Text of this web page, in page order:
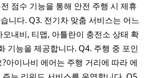
점수 기능을 통해 안전 주행 시 제휴
니다. Q3. 전기차 맞춤 서비스는 어느
오내비, 티맵, 아틀란이 충전소 상태 확
기능을 제공합니다. Q4. 주행 중 포인
아이나비 에어는 주행 거리에 따라 에